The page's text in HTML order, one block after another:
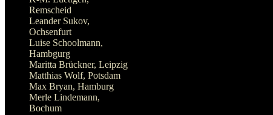
Remscheid
Leander Sukov,
Ochsenfurt
Luise Schoolmann,
Hambgurg
Maritta Brückner, Leipzig
Matthias Wolf, Potsdam
Max Bryan, Hamburg
Merle Lindemann,
Bochum